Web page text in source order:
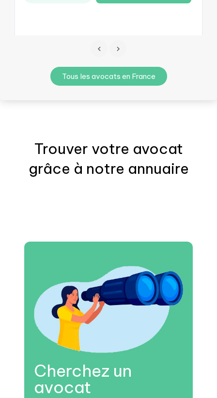
Tous les avocats en France
Trouver votre avocat
grâce à notre annuaire
Cherchez un
avocat